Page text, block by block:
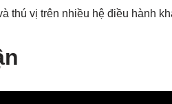
thú vị trên nhiều hệ điều hành